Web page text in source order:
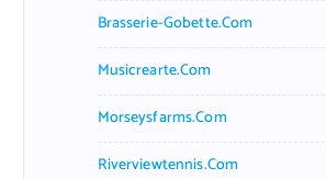
Brasserie-Gobette.com
Musicrearte.com
Morseysfarms.com
Riverviewtennis.com